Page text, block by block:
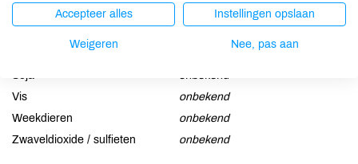
Schaaldieren
onbekend
Soja
onbekend
Vis
onbekend
Weekdieren
onbekend
Zwaveldioxide / sulfieten
onbekend
Accepteer alles Instellingen opslaan
Weigeren Nee, pas aan